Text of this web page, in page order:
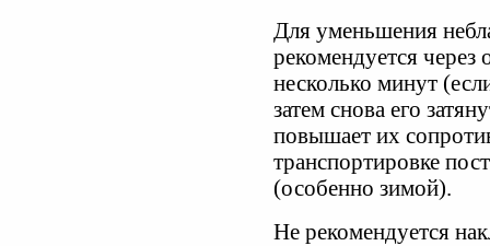
Для уменьшения
рекомендуется через
несколько минут
затем снова его
повышает их
транспортировке
(особенно зимой).
Не рекомендуется